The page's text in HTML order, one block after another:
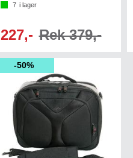
7 i lager
227,- Rek 379,-
50%